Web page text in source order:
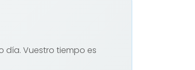
día. Vuestro tiempo es